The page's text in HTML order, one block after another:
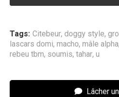
Tags: Citebeur, doggy style,
lascars domi, macho, mâle alpha,
rebeu tbm, soumis, tahar, u
Lâcher